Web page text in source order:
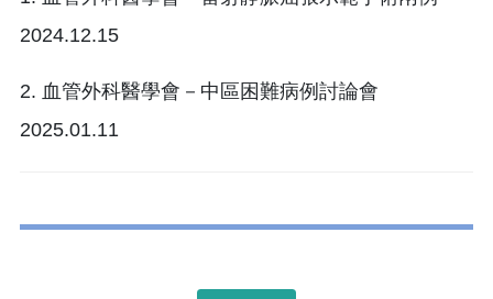
2024.12.15
2. 血管外科醫學會－中區困難病例討論會
2025.01.11